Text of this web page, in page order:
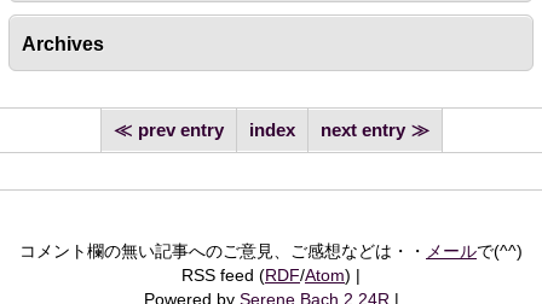
Archives
prev entry index next entry
コメント欄の無い記事へのご意見、ご感想などは・・ メールで(^^)
RSS feed (RDF/Atom)
Powered by Serene Bach 2.24R